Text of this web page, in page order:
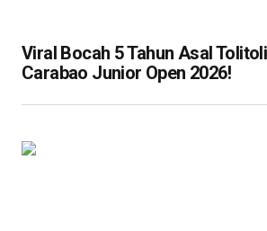
Viral Bocah 5 Tahun Asal
Carabao Junior Open 2026!